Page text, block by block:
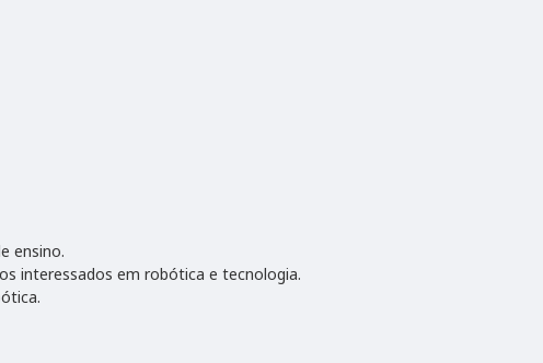
ensino.
interessados em robótica e tecnologia.